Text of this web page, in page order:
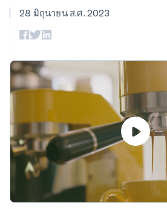
มากกว่า 125
รายการ
Authorization
Boost
ยกระดับการ
ชำระเงิน
Link
การชำระเงินที่
รวดเร็วขึ้น
อัตโนมัติ
สำหรับการ
ทำบัญชี
Stripe
Sigma
รายงานที่
ออกแบบเอง
Data
Pipeline
การซิงค์
ข้อมูล
เพิ่มเติม
แพลตฟอร์ม
ตามอุตสาหกรรม
บริษัท AI
แวดวงครีเอเตอร์
การบริการ การเดินท
และสันทนาการ
ประกันภัย
สื่อและความบันเทิง
องค์กรไม่แสวงผลกำไ
บริการเฉพาะทาง
ภาครัฐ
การใช้งาน
แหล่งข้อมูล
การเชื่อมต่อการทำง
แอป
ตัวอย่างโค้ด
บล็อกของนักพัฒนา
สถานะ API
ห้องข่าว
Stripe Press
การติดต่อ
ติดต่อฝ่ายขาย
สมัครเป็นพาร์ทเนอร์
28 มิถุนายน ส.ศ. 2023